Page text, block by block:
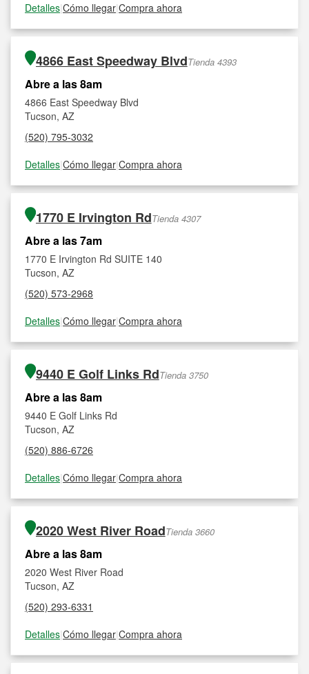
Detalles|Cómo llegar|Compra ahora
4866 East Speedway BlvdTienda 4393
Abre a las 8am
4866 East Speedway Blvd
Tucson, AZ
(520) 795-3032
Detalles|Cómo llegar|Compra ahora
1770 E Irvington RdTienda 4307
Abre a las 7am
1770 E Irvington Rd SUITE 140
Tucson, AZ
(520) 573-2968
Detalles|Cómo llegar|Compra ahora
9440 E Golf Links RdTienda 3750
Abre a las 8am
9440 E Golf Links Rd
Tucson, AZ
(520) 886-6726
Detalles|Cómo llegar|Compra ahora
2020 West River RoadTienda 3660
Abre a las 8am
2020 West River Road
Tucson, AZ
(520) 293-6331
Detalles|Cómo llegar|Compra ahora